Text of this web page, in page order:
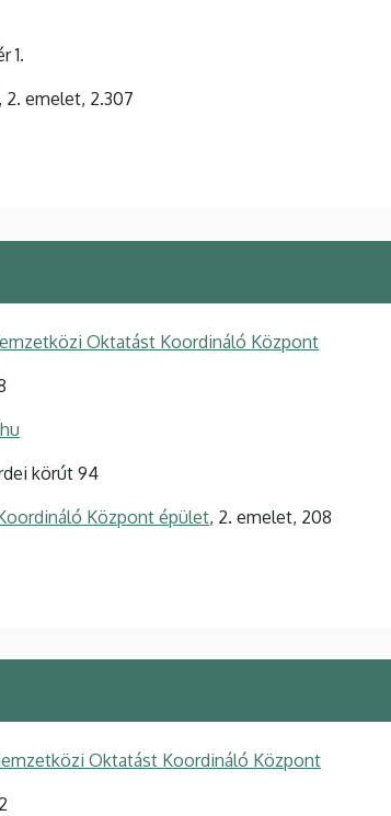
1.
, 2. emelet, 2.307
Oktatást Koordináló Központ
körút 94
Központ épület, 2. emelet, 208
Oktatást Koordináló Központ